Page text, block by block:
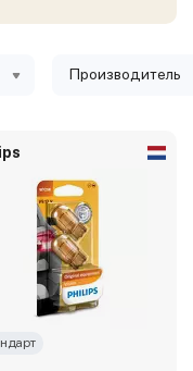
Производитель